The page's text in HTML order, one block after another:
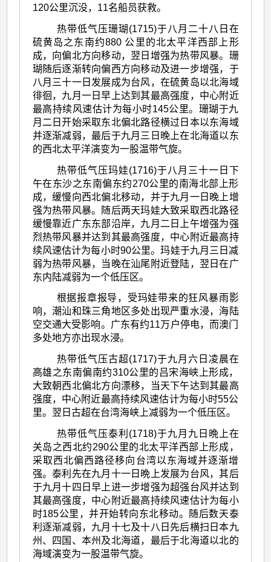
120公里沉没，11名船员获救。
热带低气压珊瑚(1715)于八月二十八日在
硫黄岛之东南约880 公里的北太平洋西部上形
成，向偏北方向移动，翌日增强为热带风暴。珊
瑚随后逐渐转向偏西方向移动及进一步增强，于
八月三十一日发展成为台风，在硫黄岛以北海域
徘徊，九月一日早上达到其最高强度，中心附近
最高持续风速估计为每小时145公里。珊瑚于九
月二日开始采取东北偏北路径横过日本以东海域
并逐渐减弱，最后于九月三日晚上在北海道以东
的西北太平洋演变为一股温带气旋。
热带低气压玛娃(1716)于八月三十一日下
午在东沙之东南偏东约270公里的南海北部上形
成，缓慢向西北偏北移动，并于九月一日晚上增
强为热带风暴。随后两天玛娃大致采取西北路径
缓慢靠近广东东部沿岸，九月二日上午增强为强
烈热带风暴并达到其最高强度，中心附近最高持
续风速估计为每小时90公里。玛娃于九月三日减
弱为热带风暴，当晚在汕尾附近登陆，翌日在广
东内陆减弱为一个低压区。
根据报章报导，受玛娃带来的狂风暴雨影
响，潮汕和珠三角地区多处出现严重水浸，海陆
空交通大受影响。广东有约11万户停电，而澳门
多处地方亦出现水浸。
热带低气压古超(1717)于九月六日凌晨在
高雄之东南偏南约310公里的吕宋海峡上形成，
大致朝西北偏北方向漂移，当天下午达到其最高
强度，中心附近最高持续风速估计为每小时55公
里。翌日古超在台湾海峡上减弱为一个低压区。
热带低气压泰利(1718)于九月九日晩上在
关岛之西北约290公里的北太平洋西部上形成，
采取西北偏西路径移向台湾以东海域并逐渐增
强。泰利先在九月十一日晩上发展为台风，其后
于九月十四日早上进一步增强为超强台风并达到
其最高强度，中心附近最高持续风速估计为每小
时185公里，并开始转向东北移动。随后数天泰
利逐渐减弱，九月十七及十八日先后横扫日本九
州、四国、本州及北海道，最后于北海道以北的
海域演变为一股温带气旋。